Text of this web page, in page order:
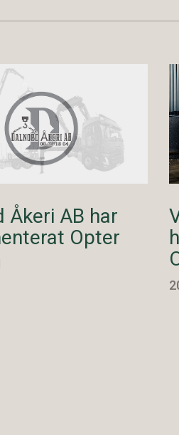
Åkeri AB har
Opter